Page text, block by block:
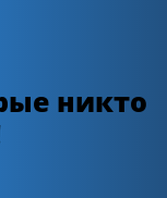
никто